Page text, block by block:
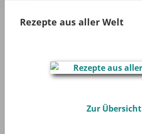
Rezepte aus aller Welt
Zur Übersicht